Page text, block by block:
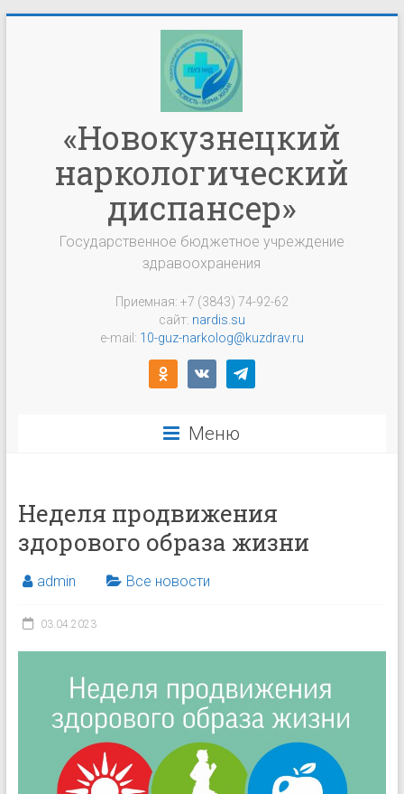
«Новокузнецкий
наркологический
диспансер»
Государственное бюджетное учреждение
здравоохранения
Приемная: +7 (3843) 74-92-62
сайт: nardis.su
e-mail: 10-guz-narkolog@kuzdrav.ru
odnoklassniki
vkontaktetelegram
Меню
Неделя продвижения
здорового образа жизни
admin Все новости
03.04.2023